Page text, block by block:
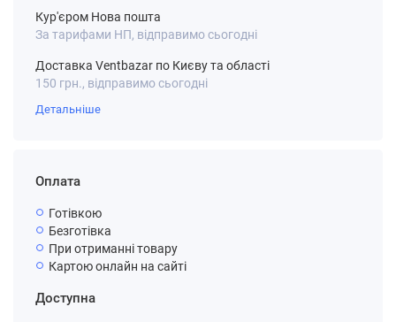
Кур'єром Нова пошта
За тарифами НП, відправимо сьогодні
Доставка Ventbazar по Києву та області
150 грн., відправимо сьогодні
Детальніше
Оплата
Готівкою
Безготівка
При отриманні товару
Картою онлайн на сайті
Доступна